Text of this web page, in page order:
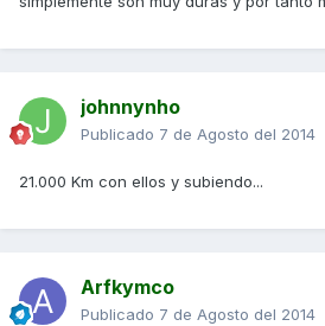
johnnynho
Publicado 7 de Agosto del 2014
21.000 Km con ellos y subiendo...
Arfkymco
Publicado 7 de Agosto del 2014